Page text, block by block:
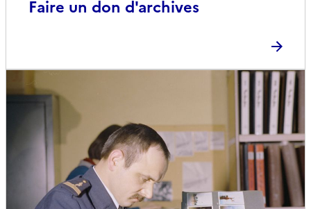
Faire un don d'archives